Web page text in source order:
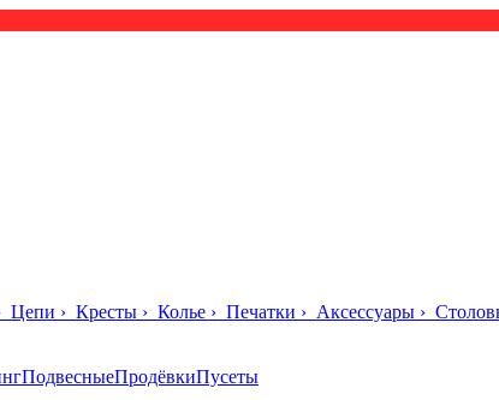
Цепи › Кресты › Колье › Печатки › Аксессуары ›
ПодвесныеПродёвкиПусеты